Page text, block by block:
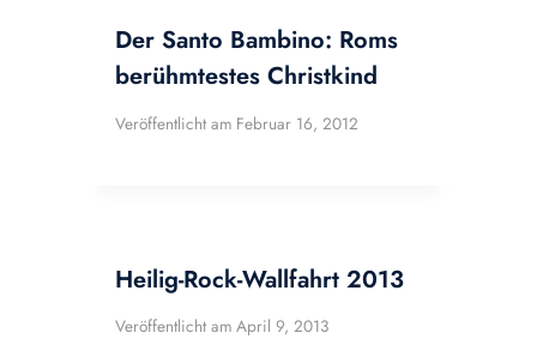
Der Santo Bambino: Roms
berühmtestes Christkind
Veröffentlicht am Februar 16, 2012
Heilig-Rock-Wallfahrt 2013
Veröffentlicht am April 9, 2013